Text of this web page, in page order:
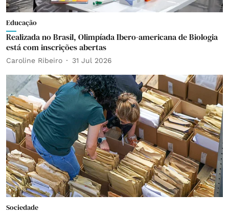
Educação
Realizada no Brasil, Olimpíada Ibero-americana de Biologia
está com inscrições abertas
Caroline Ribeiro 31 Jul 2026
Sociedade